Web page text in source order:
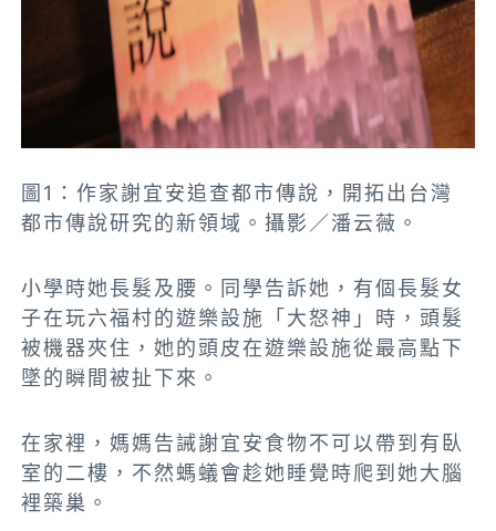
圖1：作家謝宜安追查都市傳說，開拓出台灣
都市傳說研究的新領域。攝影／潘云薇。
小學時她長髮及腰。同學告訴她，有個長髮女
子在玩六福村的遊樂設施「大怒神」時，頭髮
被機器夾住，她的頭皮在遊樂設施從最高點下
墜的瞬間被扯下來。
在家裡，媽媽告誡謝宜安食物不可以帶到有臥
室的二樓，不然螞蟻會趁她睡覺時爬到她大腦
裡築巢。